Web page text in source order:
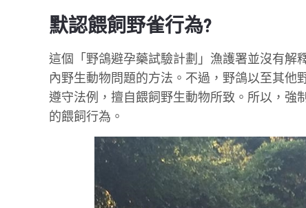
默認餵飼野雀行為?
這個「野鴿避孕藥試驗計劃」漁護署並沒有解
內野生動物問題的方法。不過，野鴿以至其
遵守法例，擅自餵飼野生動物所致。所以，強
的餵飼行為。